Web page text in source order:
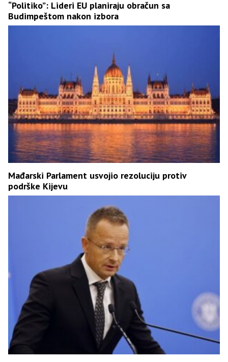
“Politiko”: Lideri EU planiraju obračun sa
Budimpeštom nakon izbora
Mađarski Parlament usvojio rezoluciju protiv
podrške Kijevu